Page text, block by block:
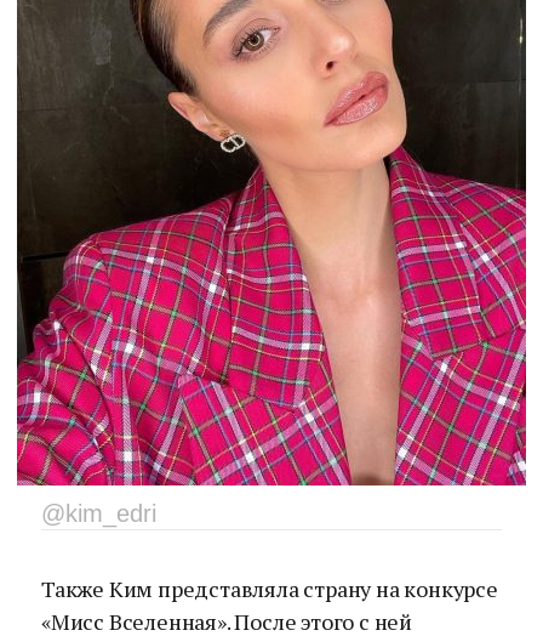
@kim_edri
Также Ким представляла страну на конкурсе
«Мисс Вселенная». После этого с ней